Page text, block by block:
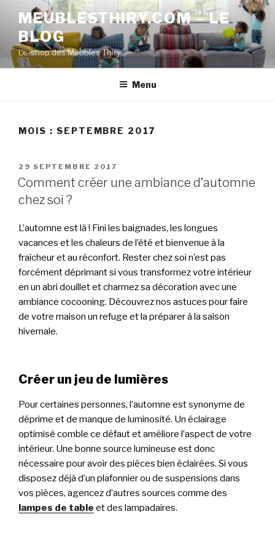
contenu
principal
MEUBLESTHIRY.COM – LE
BLOG
L'e-shop des Meubles Thiry
Menu
MOIS : SEPTEMBRE 2017
PUBLIÉ
LE
29 SEPTEMBRE 2017
Comment créer une ambiance d’automne
chez soi ?
L’automne est là ! Fini les baignades, les longues
vacances et les chaleurs de l’été et bienvenue à la
fraîcheur et au réconfort. Rester chez soi n’est pas
forcément déprimant si vous transformez votre intérieur
en un abri douillet et charmez sa décoration avec une
ambiance cocooning. Découvrez nos astuces pour faire
de votre maison un refuge et la préparer à la saison
hivernale.
Créer un jeu de lumières
Pour certaines personnes, l’automne est synonyme de
déprime et de manque de luminosité. Un éclairage
optimisé comble ce défaut et améliore l’aspect de votre
intérieur. Une bonne source lumineuse est donc
nécessaire pour avoir des pièces bien éclairées. Si vous
disposez déjà d’un plafonnier ou de suspensions dans
vos pièces, agencez d’autres sources comme des
lampes de table et des lampadaires.